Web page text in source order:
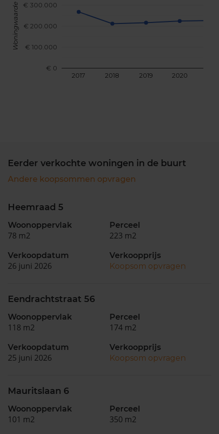
2017 2018 2019 2020
€ 0
€ 100.000
€ 200.000
€ 300.000
Woningwaarde
Eerder verkochte woningen in de buurt
Andere koopsommen opvragen
Heemraad 5
Woonoppervlak
78 m2
Perceel
223 m2
Verkoopdatum
26 juni 2026
Verkoopprijs
Koopsom opvragen
Eendrachtstraat 56
Woonoppervlak
118 m2
Perceel
174 m2
Verkoopdatum
25 juni 2026
Verkoopprijs
Koopsom opvragen
Mauritslaan 6
Woonoppervlak
101 m2
Perceel
350 m2